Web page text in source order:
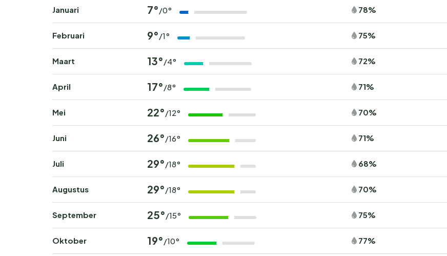
Januari 7° /0° 78%
Februari 9° /1° 75%
Maart 13° /4° 72%
April 17° /8° 71%
Mei 22° /12° 70%
Juni 26° /16° 71%
Juli 29° /18° 68%
Augustus 29° /18° 70%
September 25° /15° 75%
Oktober 19° /10° 77%